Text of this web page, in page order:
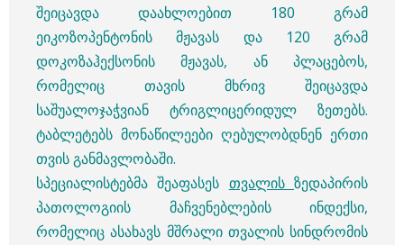
შეიცავდა დაახლოებით 180 გრამ
ეიკოზოპენტონის მჟავას და 120 გრამ
დოკოზაჰექსონის მჟავას, ან პლაცებოს,
რომელიც თავის მხრივ შეიცავდა
საშუალოჯაჭვიან ტრიგლიცერიდულ ზეთებს.
ტაბლეტებს მონაწილეები ღებულობდნენ ერთი
თვის განმავლობაში.
სპეციალისტებმა შეაფასეს თვალისზედაპირის
პათოლოგიის მაჩვენებლების ინდექსი,
რომელიც ასახავს მშრალი თვალის სინდრომის